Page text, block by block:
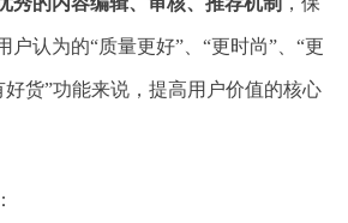
户认为的“质量更好”、“更时尚”、“更
货”功能来说，提高用户价值的核心